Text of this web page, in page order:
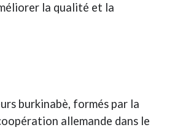
la qualité et la
burkinabè, formés par la
allemande dans le